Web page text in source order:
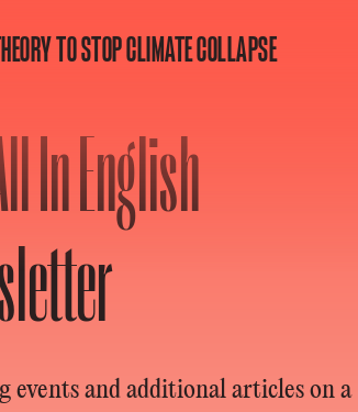
TO STOP CLIMATE COLLAPSE
In English
events and additional articles on a